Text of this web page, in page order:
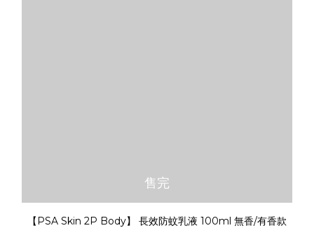
售完
【PSA Skin 2P Body】 長效防蚊乳液 100ml 無香/有香款